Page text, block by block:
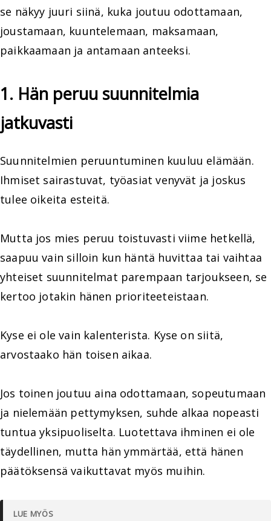
se näkyy juuri siinä, kuka joutuu odottamaan,
joustamaan, kuuntelemaan, maksamaan,
paikkaamaan ja antamaan anteeksi.
1. Hän peruu suunnitelmia
jatkuvasti
Suunnitelmien peruuntuminen kuuluu elämään.
Ihmiset sairastuvat, työasiat venyvät ja joskus
tulee oikeita esteitä.
Mutta jos mies peruu toistuvasti viime hetkellä,
saapuu vain silloin kun häntä huvittaa tai vaihtaa
yhteiset suunnitelmat parempaan tarjoukseen, se
kertoo jotakin hänen prioriteeteistaan.
Kyse ei ole vain kalenterista. Kyse on siitä,
arvostaako hän toisen aikaa.
Jos toinen joutuu aina odottamaan, sopeutumaan
ja nielemään pettymyksen, suhde alkaa nopeasti
tuntua yksipuoliselta. Luotettava ihminen ei ole
täydellinen, mutta hän ymmärtää, että hänen
päätöksensä vaikuttavat myös muihin.
LUE MYÖS